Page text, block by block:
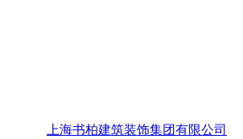
上海书柏建筑装饰集团有限公司